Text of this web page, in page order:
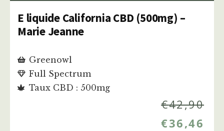
E liquide California CBD (500mg) –
Marie Jeanne
Greenowl
Full Spectrum
Taux CBD : 500mg
€42,90
€36,46